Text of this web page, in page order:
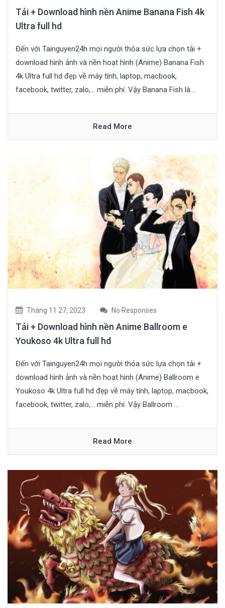
Tải + Download hình nền Anime Banana Fish 4k
Ultra full hd
Đến với Tainguyen24h mọi người thỏa sức lựa chọn tải +
download hình ảnh và nền hoạt hình (Anime) Banana Fish
4k Ultra full hd đẹp về máy tính, laptop, macbook,
facebook, twitter, zalo,… miễn phí. Vậy Banana Fish là....
Read More
Tháng 11 27, 2023 No Responses
Tải + Download hình nền Anime Ballroom e
Youkoso 4k Ultra full hd
Đến với Tainguyen24h mọi người thỏa sức lựa chọn tải +
download hình ảnh và nền hoạt hình (Anime) Ballroom e
Youkoso 4k Ultra full hd đẹp về máy tính, laptop, macbook,
facebook, twitter, zalo,… miễn phí. Vậy Ballroom ...
Read More